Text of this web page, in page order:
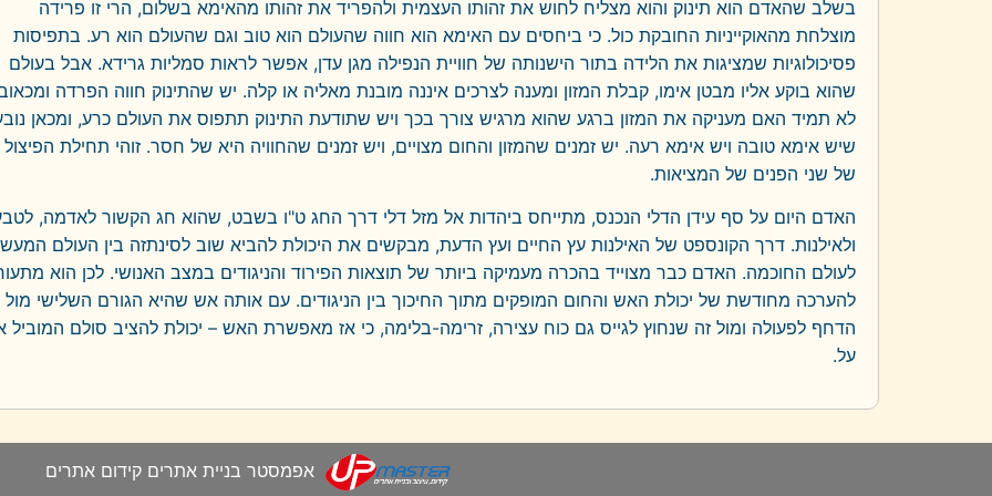
בשלב שהאדם הוא תינוק והוא מצליח לחוש את זהותו העצמית ולהפריד את זהותו מהאימא בשלום, הרי זו פרידה
מוצלחת מהאוקייניות החובקת כול. כי ביחסים עם האימא הוא חווה שהעולם הוא טוב וגם שהעולם הוא רע. בתפיסות
פסיכולוגיות שמציגות את הלידה בתור הישנותה של חוויית הנפילה מגן עדן, אפשר לראות סמליות גרידא. אבל בעולם
שהוא בוקע אליו מבטן אימו, קבלת המזון ומענה לצרכים איננה מובנת מאליה או קלה. יש שהתינוק חווה הפרדה
לא תמיד האם מעניקה את המזון ברגע שהוא מרגיש צורך בכך ויש שתודעת התינוק תתפוס את העולם כרע, ומכאן
שיש אימא טובה ויש אימא רעה. יש זמנים שהמזון והחום מצויים, ויש זמנים שהחוויה היא של חסר. זוהי תחילת הפיצול
של שני הפנים של המציאות.
האדם היום על סף עידן הדלי הנכנס, מתייחס ביהדות אל מזל דלי דרך החג ט"ו בשבט, שהוא חג הקשור לאדמה,
ולאילנות. דרך הקונספט של האילנות עץ החיים ועץ הדעת, מבקשים את היכולת להביא שוב לסינתזה בין העולם
לעולם החוכמה. האדם כבר מצוייד בהכרה מעמיקה ביותר של תוצאות הפירוד והניגודים במצב האנושי. לכן הוא
להערכה מחודשת של יכולת האש והחום המופקים מתוך החיכוך בין הניגודים. עם אותה אש שהיא הגורם השלישי מול
הדחף לפעולה ומול זה שנחוץ לגייס גם כוח עצירה, זרימה-בלימה, כי אז מאפשרת האש – יכולת להציב סולם המוביל
על.
אפמסטר בניית אתרים קידום אתרים